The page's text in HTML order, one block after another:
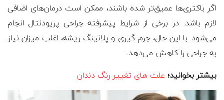
اگر باکتری‌ها عمیق‌تر شده باشند، ممکن است درمان‌های اضافی
لازم باشد. در برخی از شرایط پیشرفته جراحی پریودنتال انجام
می‌شود. با این حال، جرم گیری و پلانینگ ریشه، اغلب میزان نیاز
به جراحی را کاهش می‌دهد.
بیشتر بخوانید؛ علت های تغییر رنگ دندان